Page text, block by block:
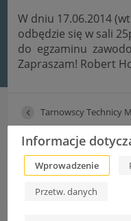
W dniu 17.06.2014
odbędzie się w sali
do egzaminu
Zapraszam! Robert
Tarnowscy Technicy
Informacje
Wprowadzenie
Przetw. danych